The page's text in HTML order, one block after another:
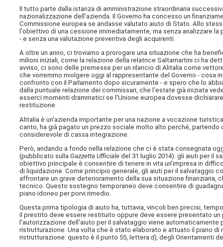
Il tutto parte dalla istanza di amministrazione straordinaria
nazionalizzazione dell'azienda. Il Governo ha concesso un
Commissione europea se andasse valutato aiuto di Stato. Allo
l'obiettivo di una cessione immediatamente, ma senza analizzare
- e senza una valutazione preventiva degli acquirenti.
A oltre un anno, ci troviamo a prorogare una situazione che ha
milioni iniziali, come la relazione della relatrice Saltamartini ci ha
avviso, ci sono delle premesse per un rilancio di Alitalia come
che vorremmo rivolgere oggi al rappresentante del Governo - cosa
confronto con il Parlamento dopo sicuramente - e spero che lo
dalla puntuale relazione dei commissari, che l'estate già iniziata
esserci momenti drammatici se l'Unione europea dovesse
restituzione.
Alitalia è un'azienda importante per una nazione a vocazione
canto, ha già pagato un prezzo sociale molto alto perché, partendo
considerevole di cassa integrazione.
Però, andando a fondo nella relazione che ci è stata consegnata
(pubblicato sullaGazzetta Ufficiale del 31 luglio 2014): gli aiuti per il
obiettivo principale è consentire di tenere in vita un'impresa in
di liquidazione. Come principio generale, gli aiuti per il salvataggio
affrontare un grave deterioramento della sua situazione
tecnico. Questo sostegno temporaneo deve consentire di
piano idoneo per porvi rimedio.
Questa prima tipologia di aiuto ha, tuttavia, vincoli ben precisi,
il prestito deve essere restituito oppure deve essere presentato
l'autorizzazione dell'aiuto per il salvataggio viene
ristrutturazione. Una volta che è stato elaborato e attuato il piano
ristrutturazione: questo è il punto 55, letterad), degli Orientamenti